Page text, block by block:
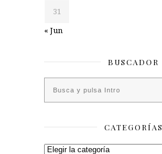
31
« Jun
BUSCADOR
CATEGORÍAS
Categorías